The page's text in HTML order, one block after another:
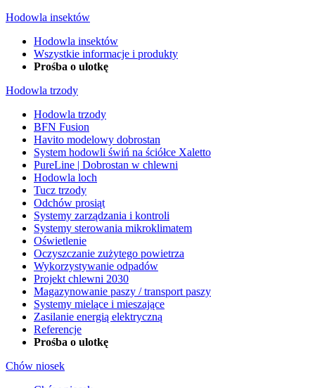
Hodowla insektów
Hodowla insektów
Wszystkie informacje i produkty
Prośba o ulotkę
Hodowla trzody
Hodowla trzody
BFN Fusion
Havito modelowy dobrostan
System hodowli świń na ściółce Xaletto
PureLine | Dobrostan w chlewni
Hodowla loch
Tucz trzody
Odchów prosiąt
Systemy zarządzania i kontroli
Systemy sterowania mikroklimatem
Oświetlenie
Oczyszczanie zużytego powietrza
Wykorzystywanie odpadów
Projekt chlewni 2030
Magazynowanie paszy / transport paszy
Systemy mielące i mieszające
Zasilanie energią elektryczną
Referencje
Prośba o ulotkę
Chów niosek